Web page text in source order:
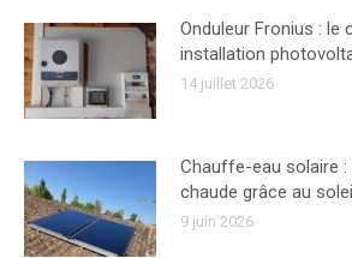
Onduleur Fronius : le
installation
14 juillet 2026
Chauffe-eau solaire
chaude grâce au
9 juin 2026